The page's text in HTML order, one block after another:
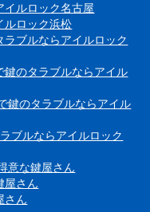
ルロック名古屋
ロック浜松
ブルならアイルロック
のタラブルならアイル
のタラブルならアイル
ブルならアイルロック
意な鍵屋さん
屋さん
さん